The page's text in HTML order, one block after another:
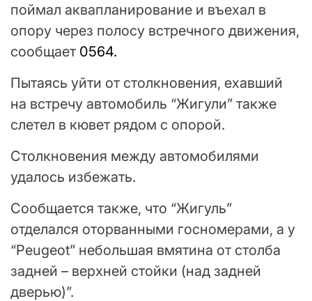
поймал аквапланирование и въехал в
опору через полосу встречного движения,
сообщает 0564.
Пытаясь уйти от столкновения, ехавший
на встречу автомобиль “Жигули” также
слетел в кювет рядом с опорой.
Столкновения между автомобилями
удалось избежать.
Сообщается также, что “Жигуль”
отделался оторванными госномерами, а у
“Peugeot” небольшая вмятина от столба
задней – верхней стойки (над задней
дверью)”.